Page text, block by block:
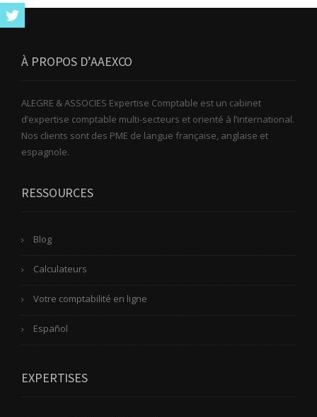
À PROPOS D’AAEXCO
ALEGRE & ASSOCIES Expertise Comptable est un cabinet
d’expertise comptable multi-secteurs et orienté à l’international.
Nos clients sont des PME de langue française, anglaise et
espagnole.
RESSOURCES
Blog
Calculateurs
Votre comptabilité en ligne
Español
EXPERTISES